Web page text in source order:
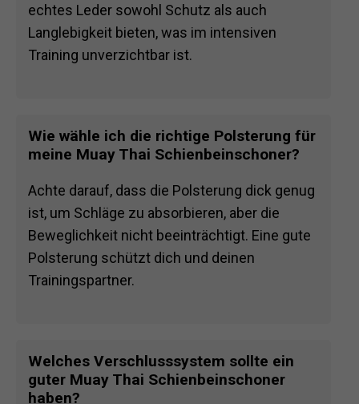
echtes Leder sowohl Schutz als auch
Langlebigkeit bieten, was im intensiven
Training unverzichtbar ist.
Wie wähle ich die richtige Polsterung für
meine Muay Thai Schienbeinschoner?
Achte darauf, dass die Polsterung dick genug
ist, um Schläge zu absorbieren, aber die
Beweglichkeit nicht beeinträchtigt. Eine gute
Polsterung schützt dich und deinen
Trainingspartner.
Welches Verschlusssystem sollte ein
guter Muay Thai Schienbeinschoner
haben?